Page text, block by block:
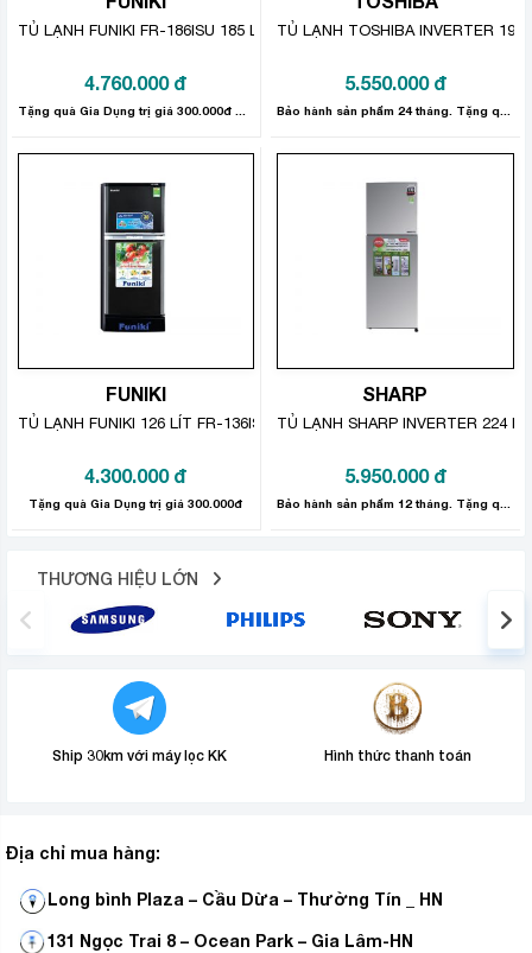
– Đặc biệt khách hàng được miễn phí vận chuyển nội
– Lắp đặt theo đúng quy trình, đạt chuẩn theo quy định
của nhà sản xuất đưa ra.
nhanh nhất khi khách hàng có yêu cầu.
– Nhân viên chuyên nghiệp, giàu kinh nghiệm sẵn sàng
tư vấn để khách hàng chọn mua được những sản phẩm
chất lượng tốt nhất.
>>> BẠN CÓ THỂ THAM KHẢO THÊM:TỦ LẠNH
TOSHIBA GR-A25VM (UK) INVERTER 194 LÍT
TỦ LẠNH FUNIKI FR-186ISU 185 LÍT
4.760.000 đ
TỦ LẠNH TOSHIBA INVERTER 194
5.550.000 đ
FUNIKI
TỦ LẠNH FUNIKI 126 LÍT FR-136ISU
4.300.000 đ
Tặng quà Gia Dụng trị giá 300.000đ
SHARP
TỦ LẠNH SHARP INVERTER 224
5.950.000 đ
Bảo hành sản phẩm 12 tháng. Tặng quà Gia Dụng trị giá 300.000đ
THƯƠNG HIỆU LỚN
Ship 30km với máy lọc KK Hình thức thanh toán
Địa chỉ mua hàng:
Long bình Plaza – Cầu Dừa – Thường Tín _ HN
131 Ngọc Trai 8 – Ocean Park – Gia Lâm-HN